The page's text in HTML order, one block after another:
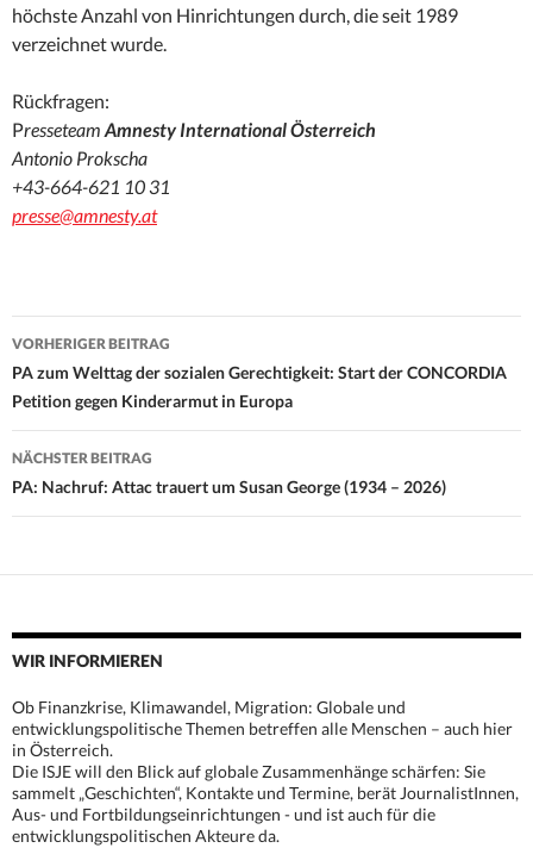
höchste Anzahl von Hinrichtungen durch, die seit 1989
verzeichnet wurde.
Rückfragen:
Presseteam Amnesty International Österreich
Antonio Prokscha
+43-664-621 10 31
presse@amnesty.at
Beitrags-
Navigation
VORHERIGER BEITRAG
PA zum Welttag der sozialen Gerechtigkeit: Start der CONCORDIA
Petition gegen Kinderarmut in Europa
NÄCHSTER BEITRAG
PA: Nachruf: Attac trauert um Susan George (1934 – 2026)
WIR INFORMIEREN
Ob Finanzkrise, Klimawandel, Migration: Globale und
entwicklungspolitische Themen betreffen alle Menschen – auch hier
in Österreich.
Die ISJE will den Blick auf globale Zusammenhänge schärfen: Sie
sammelt „Geschichten“, Kontakte und Termine, berät JournalistInnen,
Aus- und Fortbildungseinrichtungen - und ist auch für die
entwicklungspolitischen Akteure da.